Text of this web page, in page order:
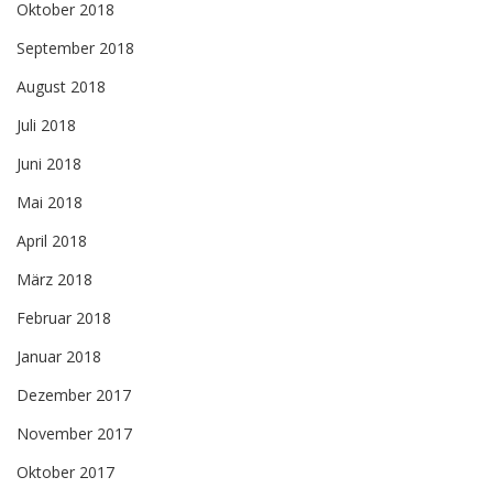
Oktober 2018
September 2018
August 2018
Juli 2018
Juni 2018
Mai 2018
April 2018
März 2018
Februar 2018
Januar 2018
Dezember 2017
November 2017
Oktober 2017